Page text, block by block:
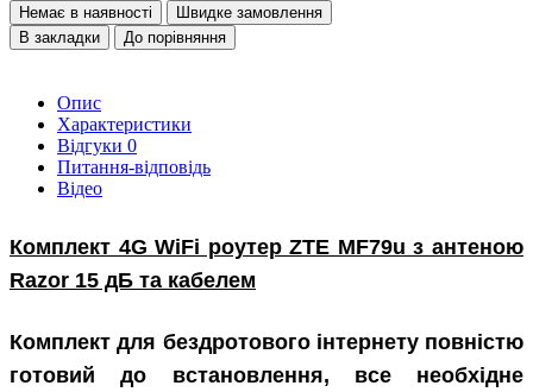
Немає в наявності
Швидке замовлення
В закладки
До порівняння
Опис
Характеристики
Відгуки 0
Питання-відповідь
Відео
Комплект 4G WiFi роутер ZTE MF79u з антеною
Razor 15 дБ та кабелем
Комплект для бездротового інтернету повністю
готовий до встановлення, все необхідне